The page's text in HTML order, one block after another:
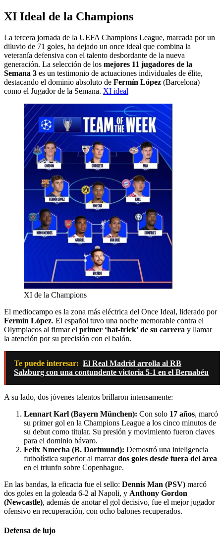
XI Ideal de la Champions
La tercera jornada de la UEFA Champions League, marcada por un
diluvio de 71 goles, ha dejado un once ideal que combina la
veteranía defensiva con el talento desbordante de la nueva
generación. La selección de los mejores 11 jugadores de la
Semana 3 es un testimonio de actuaciones individuales de élite,
destacando el dominio absoluto de Fermín López (Barcelona)
como el Jugador de la Semana. XI ideal
XI de la Champions
El mediocampo es la zona más eléctrica del Once Ideal, liderado por
Fermín López. El español tuvo una noche memorable contra el
Olympiacos al firmar el primer ‘hat-trick’ de su carrera y llamar
la atención por su precisión con el balón.
Te puede interesar: El Real Madrid arrolla al RB
Salzburg con una contundente victoria 5-1 en el Bernabéu
A su lado, dos jóvenes talentos brillaron intensamente:
Lennart Karl (Bayern München): Con solo 17 años, marcó
su primer gol en la Champions League a los cinco minutos de
su debut como titular. Su presión y movimiento fueron claves
para el dominio bávaro.
Felix Nmecha (B. Dortmund): Demostró una inteligencia
futbolística superior al marcardos goles desde fuera del área
en el triunfo sobre Copenhague.
En las bandas, la eficacia fue el sello: Dennis Man (PSV) marcó
dos goles en la goleada 6-2 al Napoli, y Anthony Gordon
(Newcastle), además de anotar el gol decisivo, fue el mejor jugador
ofensivo en recuperación, con ocho balones recuperados.
Defensa de lujo